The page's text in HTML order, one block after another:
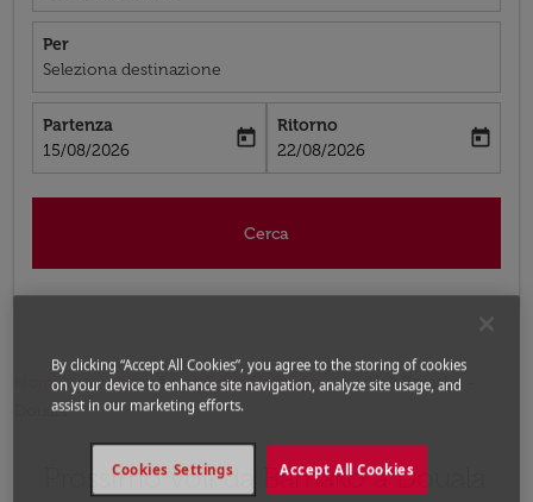
Per
Seleziona destinazione
Partenza
fc-booking-departure-date-aria-label
15/08/2026
today
Ritorno
fc-booking-return-date-aria-label
22/08/2026
today
Cerca
Home Voli Voli per Camerun
Voli Bamako -
Douala
Prossimo voli da Bamako a Douala
Prova ad aggiornare il tuo percorso (origine e/o
By clicking “Accept All Cookies”, you agree to the storing of cookies
on your device to enhance site navigation, analyze site usage, and
assist in our marketing efforts.
Accept All Cookies
Cookies Settings